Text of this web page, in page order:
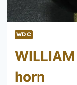
WDC
horn